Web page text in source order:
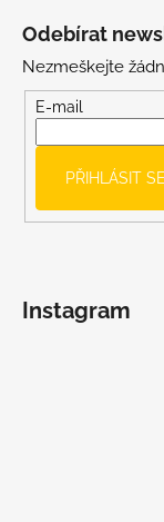
Odebírat
Nezmeškejte
E-mail
PŘIHLÁSIT SE
Instagram